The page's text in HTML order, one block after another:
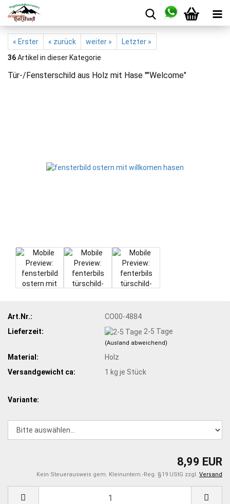
« Erster « zurück weiter »
Letzter »
36Artikel in dieser Kategorie
Tür-/Fensterschild aus Holz mit Hase ""Welcome"
Art.Nr.:
CO00-4884
Lieferzeit:
2-5 Tage
(Ausland abweichend)
Material:
Holz
Versandgewicht ca:
1 kg je Stück
Variante:
8,99 EUR
Kein Steuerausweis gem. Kleinuntern.-Reg. §19 UStG zzgl. Versand